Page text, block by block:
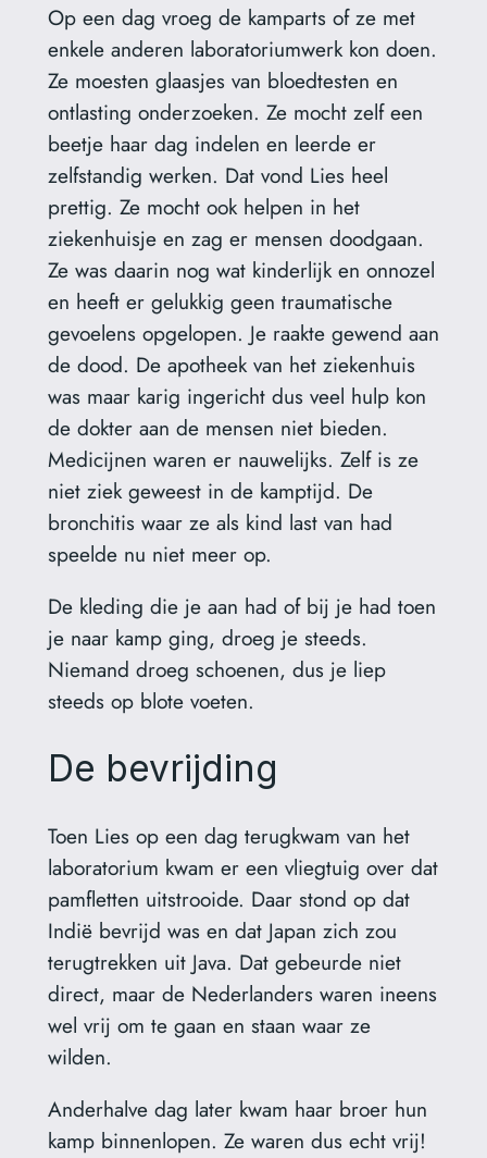
Op een dag vroeg de kamparts of ze met
enkele anderen laboratoriumwerk kon doen.
Ze moesten glaasjes van bloedtesten en
ontlasting onderzoeken. Ze mocht zelf een
beetje haar dag indelen en leerde er
zelfstandig werken. Dat vond Lies heel
prettig. Ze mocht ook helpen in het
ziekenhuisje en zag er mensen doodgaan.
Ze was daarin nog wat kinderlijk en onnozel
en heeft er gelukkig geen traumatische
gevoelens opgelopen. Je raakte gewend aan
de dood. De apotheek van het ziekenhuis
was maar karig ingericht dus veel hulp kon
de dokter aan de mensen niet bieden.
Medicijnen waren er nauwelijks. Zelf is ze
niet ziek geweest in de kamptijd. De
bronchitis waar ze als kind last van had
speelde nu niet meer op.
De kleding die je aan had of bij je had toen
je naar kamp ging, droeg je steeds.
Niemand droeg schoenen, dus je liep
steeds op blote voeten.
De bevrijding
Toen Lies op een dag terugkwam van het
laboratorium kwam er een vliegtuig over dat
pamfletten uitstrooide. Daar stond op dat
Indië bevrijd was en dat Japan zich zou
terugtrekken uit Java. Dat gebeurde niet
direct, maar de Nederlanders waren ineens
wel vrij om te gaan en staan waar ze
wilden.
Anderhalve dag later kwam haar broer hun
kamp binnenlopen. Ze waren dus echt vrij!